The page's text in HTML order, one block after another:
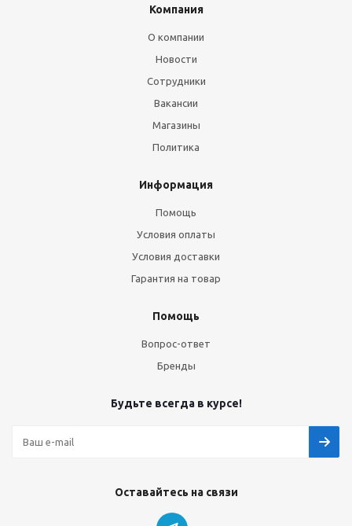
Компания
О компании
Новости
Сотрудники
Вакансии
Магазины
Политика
Информация
Помощь
Условия оплаты
Условия доставки
Гарантия на товар
Помощь
Вопрос-ответ
Бренды
Будьте всегда в курсе!
Оставайтесь на связи